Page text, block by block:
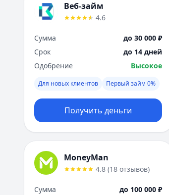
Веб-займ
4.6
Сумма
до 30 000 ₽
Срок
до 14 дней
Одобрение
Высокое
Для новых клиентов Первый займ 0%
Получить деньги
MoneyMan
4.8 (18 отзывов)
Сумма до 100 000 ₽